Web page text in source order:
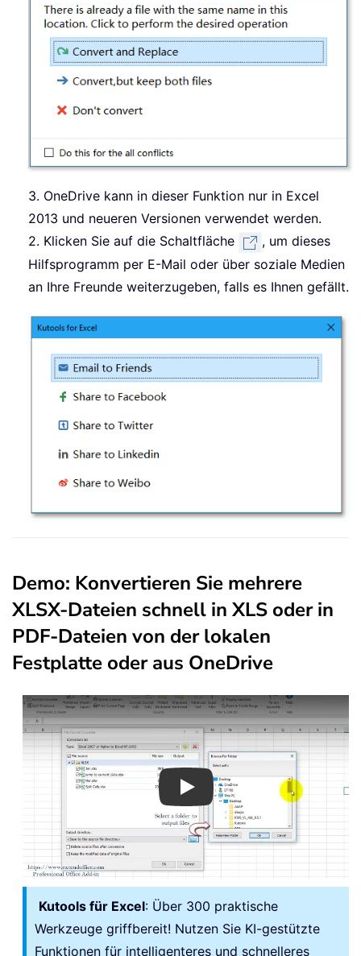
3. OneDrive kann in dieser Funktion nur in Excel
2013 und neueren Versionen verwendet werden.
2. Klicken Sie auf die Schaltfläche
, um dieses
Hilfsprogramm per E-Mail oder über soziale Medien
an Ihre Freunde weiterzugeben, falls es Ihnen gefällt.
Demo: Konvertieren Sie mehrere
XLSX-Dateien schnell in XLS oder in
PDF-Dateien von der lokalen
Festplatte oder aus OneDrive
Play
Kutools für Excel: Über 300 praktische
Werkzeuge griffbereit! Nutzen Sie KI-gestützte
Funktionen für intelligenteres und schnelleres